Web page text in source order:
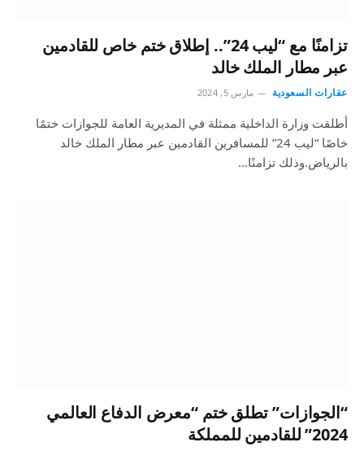
تزامنًا مع “ليب 24”.. إطلاق ختم خاص للقادمين
عبر مطار الملك خالد
عقارات السعودية مارس 5, 2024
أطلقت وزارة الداخلية ممثلة في المديرية العامة للجوازات ختمًا
خاصًا “ليب 24” للمسافرين القادمين عبر مطار الملك خالد
بالرياض.وذلك تزامنًا…
“الجوازات” تطلق ختم “معرض الدفاع العالمي
2024” للقادمين للمملكة